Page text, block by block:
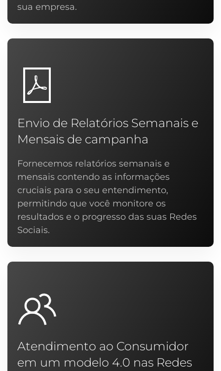
sua empresa.
Envio de Relatórios Semanais e
Mensais de campanha
Fornecemos relatórios semanais e
mensais contendo as informações
cruciais para o seu entendimento,
permitindo que você monitore os
resultados e o progresso das suas Redes
Sociais.
Atendimento ao Consumidor
em um modelo 4.0 nas Redes